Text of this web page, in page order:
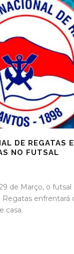
DE REGATAS
NO FUTSAL
de Março, o futsal
enfrentará
casa.